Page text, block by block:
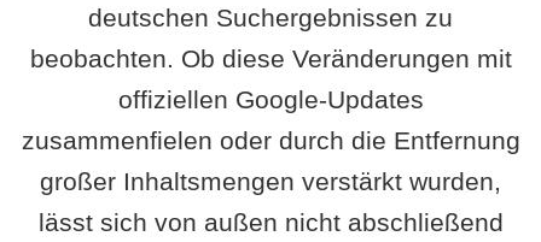
deutschen Suchergebnissen zu
beobachten. Ob diese Veränderungen mit
offiziellen Google-Updates
zusammenfielen oder durch die Entfernung
großer Inhaltsmengen verstärkt wurden,
lässt sich von außen nicht abschließend